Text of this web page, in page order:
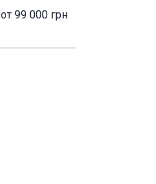
от 99 000 грн